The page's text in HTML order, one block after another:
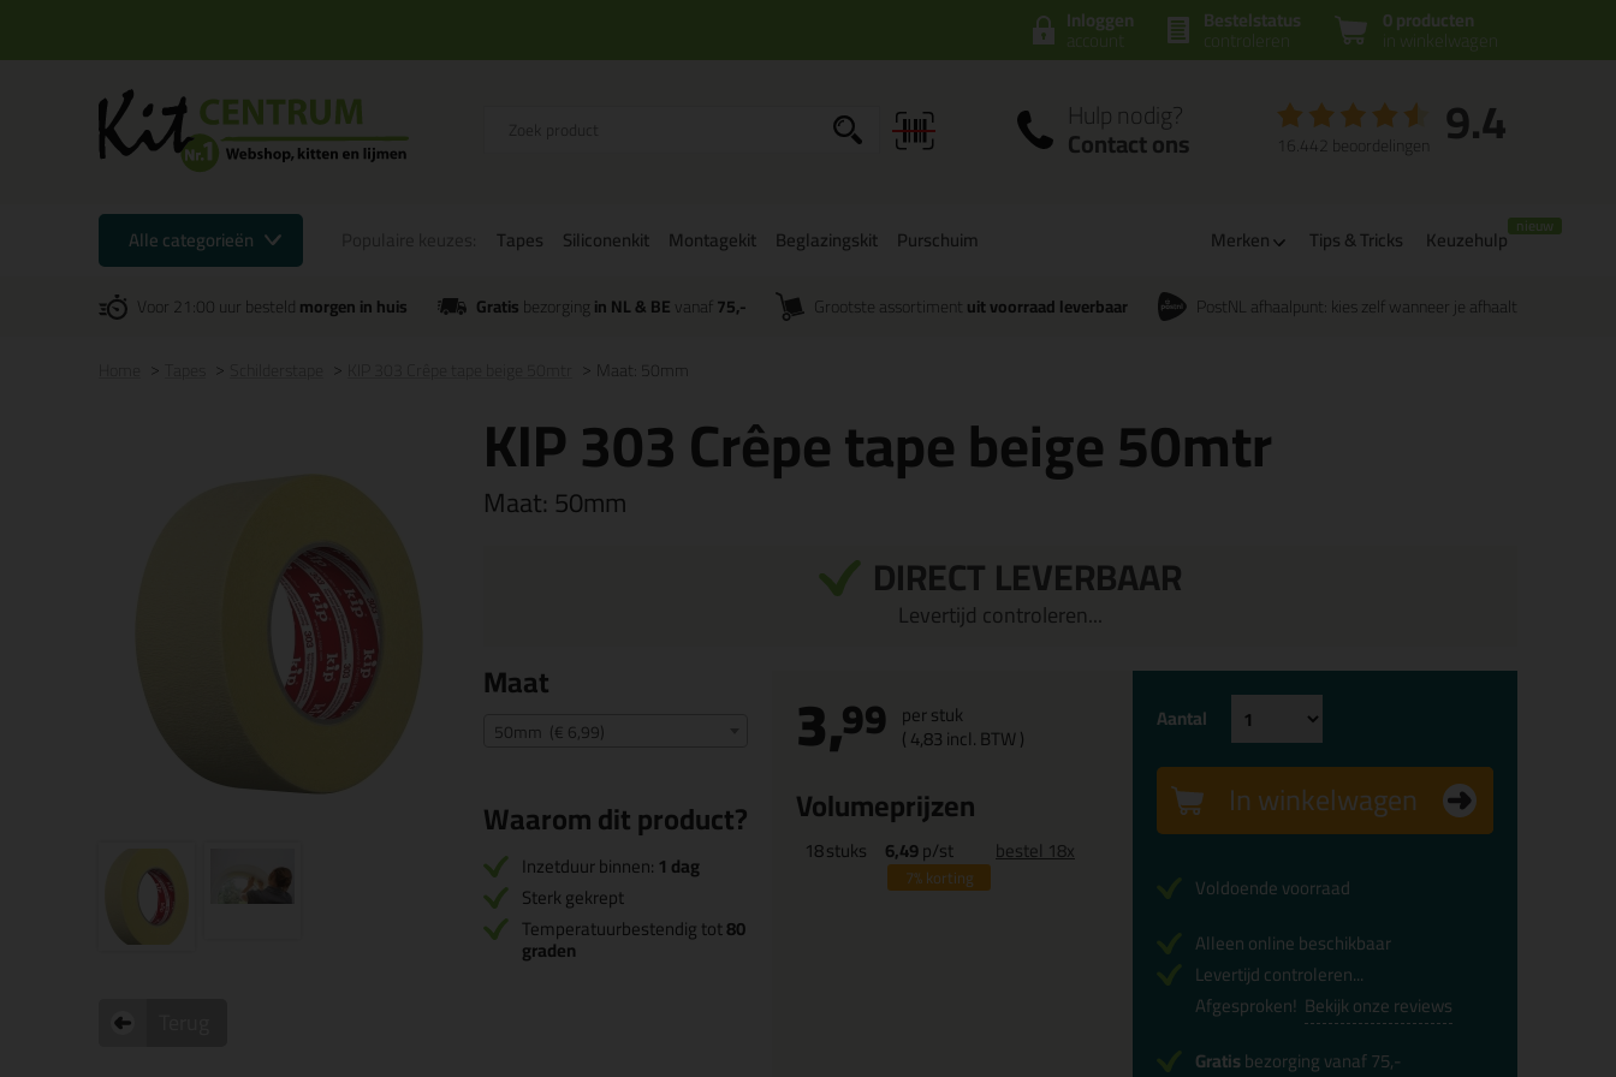
0 producten
in winkelwagen
Bestelstatus
controleren
Inloggen
account
Hulp nodig?
Contact ons 9.4
16.442 beoordelingen
Alle categorieën Tapes Siliconenkit Montagekit Beglazingskit Purschuim Merken Tips & Tricks Keuzehulp
Voor 21:00 uur besteldmorgen in huis Gratisbezorgingin NL & BEvanaf 75,- Grootste assortiment uit voorraad leverbaar PostNL afhaalpunt: kies zelf wanneer je afhaalt
Maat: 50mm
KIP 303 Crêpe tape beige 50mtr
Maat: 50mm
DIRECT LEVERBAAR
Levertijd controleren...
Maat
50mm (€ 6,99)
Waarom dit product?
Inzetduur binnen: 1 dag
Sterk gekrept
Temperatuurbestendig tot80
graden
3,99 per stuk
(4,83incl. BTW )
Volumeprijzen
18stuks 6,49p/st
7%korting
bestel 18x
Aantal
In winkelwagen
Voldoende voorraad
Alleen online beschikbaar
Levertijd controleren...
Afgesproken! Bekijk onze reviews
Gratisbezorging vanaf 75,-